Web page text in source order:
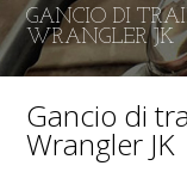
GANCIO DI
WRANGLER JK
Gancio di
Wrangler JK